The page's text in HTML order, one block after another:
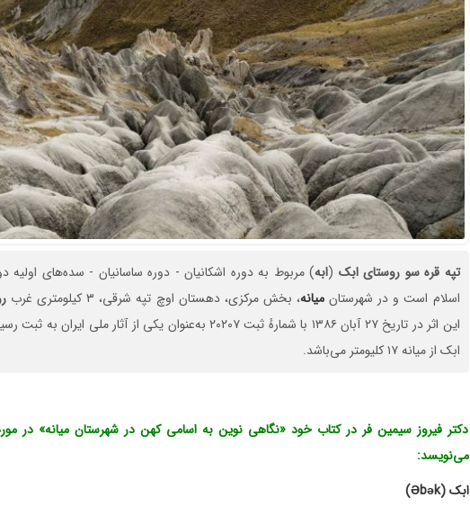
تپه قره سو روستای ابک (ابه) مربوط به دوره اشکانیان - دوره ساسانیان - سده‌های اولیه
اسلام است و در شهرستان میانه، بخش مرکزی، دهستان اوچ تپه شرقی، ۳ کیلومتری غرب
این اثر در تاریخ ۲۷ آبان ۱۳۸۶ با شمارهٔ ثبت ۲۰۲۰۷ به‌عنوان یکی از
ابک از میانه ۱۷ کلیومتر می‌باشد.
دکتر فیروز سیمین فر در کتاب خود «نگاهی نوین به اسامی کهن در شهرستان میانه» در
می‌نویسد:
ابک (
Əbək)